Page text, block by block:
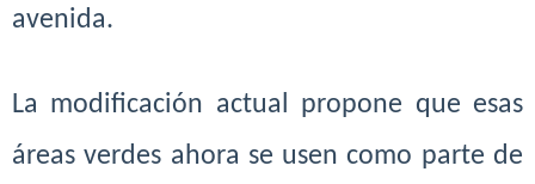
avenida.
La modificación actual propone que esas
áreas verdes ahora se usencomo parte de